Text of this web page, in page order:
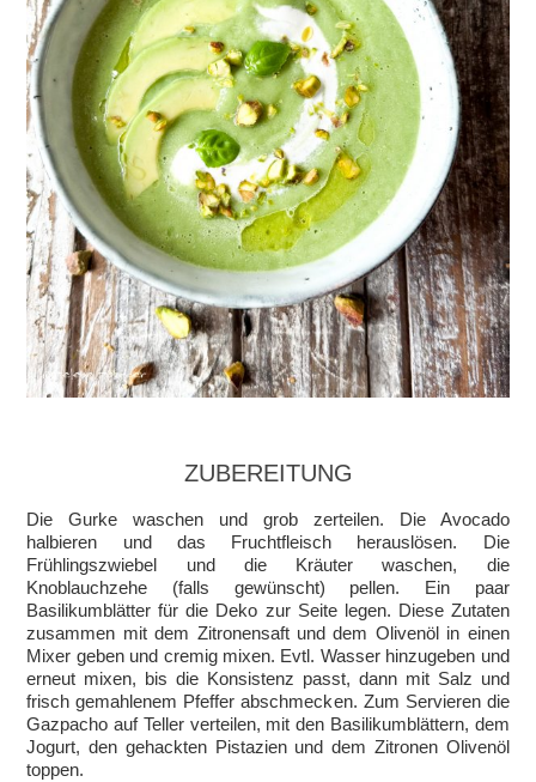
ZUBEREITUNG
Die Gurke waschen und grob zerteilen. Die Avocado
halbieren und das Fruchtfleisch herauslösen. Die
Frühlingszwiebel und die Kräuter waschen, die
Knoblauchzehe (falls gewünscht) pellen. Ein paar
Basilikumblätter für die Deko zur Seite legen. Diese Zutaten
zusammen mit dem Zitronensaft und dem Olivenöl in einen
Mixer geben und cremig mixen. Evtl. Wasser hinzugeben und
erneut mixen, bis die Konsistenz passt, dann mit Salz und
frisch gemahlenem Pfeffer abschmecken. Zum Servieren die
Gazpacho auf Teller verteilen, mit den Basilikumblättern, dem
Jogurt, den gehackten Pistazien und dem Zitronen Olivenöl
toppen.